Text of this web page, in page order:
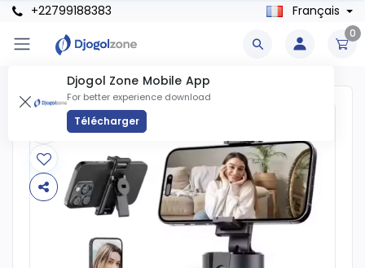
+22799188383 Français
0
Djogol Zone Mobile App
For better experience download
Télécharger